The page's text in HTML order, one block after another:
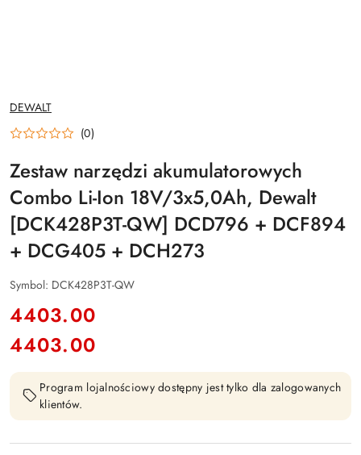
NAZWA
PRODUCENTA:
DEWALT
(0)
Zestaw narzędzi akumulatorowych
Combo Li-Ion 18V/3x5,0Ah, Dewalt
[DCK428P3T-QW] DCD796 + DCF894
+ DCG405 + DCH273
Symbol: DCK428P3T-QW
cena:
4403.00
Cena:
4403.00
Program lojalnościowy dostępny jest tylko dla zalogowanych
klientów.